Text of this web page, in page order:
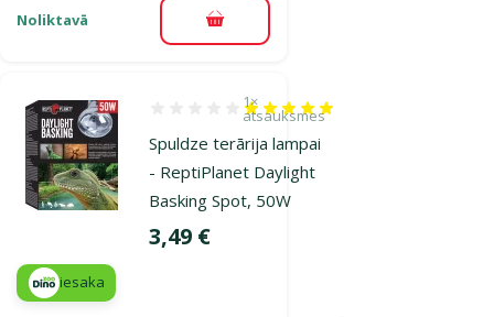
Noliktavā Pievienot grozam
Spuldze terārija lampai
- ReptiPlanet Daylight
Basking Spot, 50W
Atsauksmes 100%, reitingu skaits: 1
1×
atsauksmes
Cena
3,49 €
iesaka